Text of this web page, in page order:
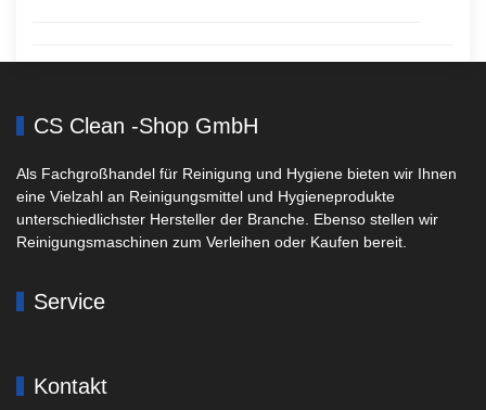
CS Clean -Shop GmbH
Als Fachgroßhandel für Reinigung und Hygiene bieten wir Ihnen
eine Vielzahl an Reinigungsmittel und Hygieneprodukte
unterschiedlichster Hersteller der Branche. Ebenso stellen wir
Reinigungsmaschinen zum Verleihen oder Kaufen bereit.
Service
Kontakt